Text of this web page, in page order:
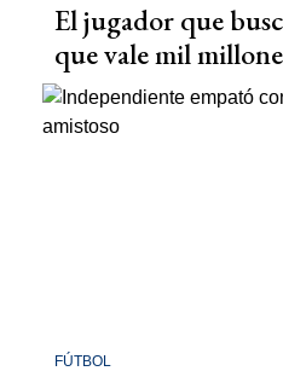
El jugador que
que vale mil
FÚTBOL